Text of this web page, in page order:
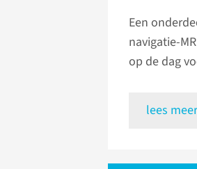
Een
navigatie-
op de dag
lees meer